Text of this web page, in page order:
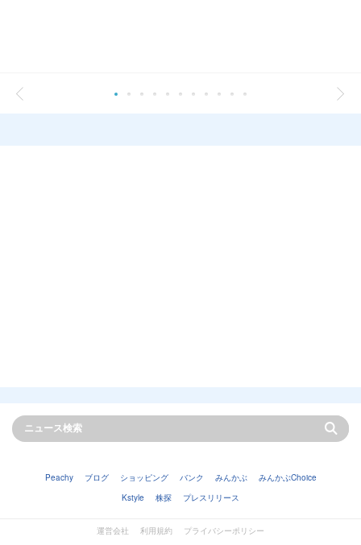
Peachy ブログ ショッピング バンク みんかぶ
みんかぶChoice
Kstyle
株探 プレスリリース
運営会社 利用規約
プライバシーポリシー